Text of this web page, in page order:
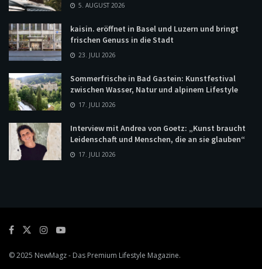
5. AUGUST 2026
kaisin. eröffnet in Basel und Luzern und bringt
frischen Genuss in die Stadt
23. JULI 2026
Sommerfrische in Bad Gastein: Kunstfestival
zwischen Wasser, Natur und alpinem Lifestyle
17. JULI 2026
Interview mit Andrea von Goetz: „Kunst braucht
Leidenschaft und Menschen, die an sie glauben“
17. JULI 2026
© 2025 NewMagz- Das Premium Lifestyle Magazine.